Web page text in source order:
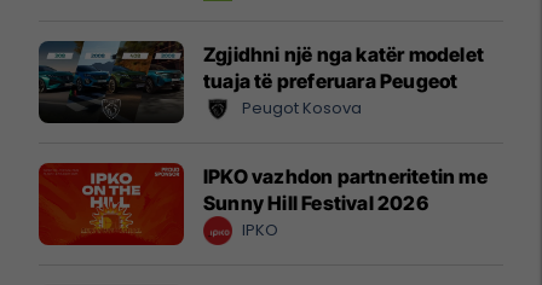
Zgjidhni një nga katër modelet
tuaja të preferuara Peugeot
Peugot Kosova
IPKO vazhdon partneritetin me
Sunny Hill Festival 2026
IPKO